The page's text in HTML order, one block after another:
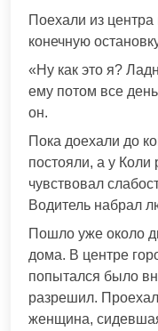
Поехали из
конечную
«Ну как это я?
ему потом все
он.
Пока доехали до
постояли, а у Коли
чувствовал
Водитель набрал
Пошло уже около
дома. В центре
попытался было
разрешил.
женщина,